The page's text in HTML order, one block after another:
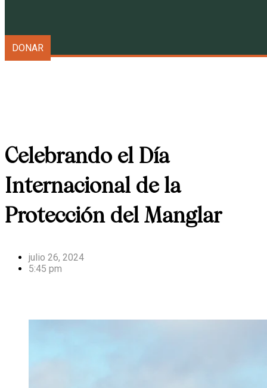
DONAR
Celebrando el Día
Internacional de la
Protección del Manglar
julio 26, 2024
5:45 pm